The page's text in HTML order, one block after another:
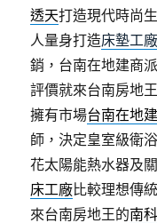
透天打造現代時尚
人量身打造床墊工
銷，台南在地建商
評價就來台南房地
擁有市場台南在地
師，決定皇室級衛
花太陽能熱水器及
床工廠比較理想傳
來台南房地王的南